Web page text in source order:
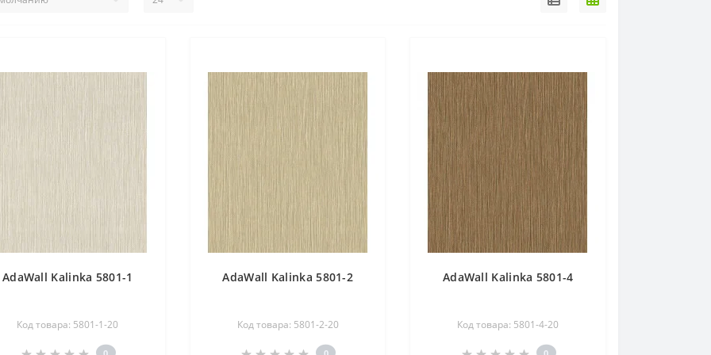
AdaWall Kalinka 5801-1
Код товара: 5801-1-20
AdaWall Kalinka 5801-2
Код товара: 5801-2-20
AdaWall Kalinka 5801-4
Код товара: 5801-4-20